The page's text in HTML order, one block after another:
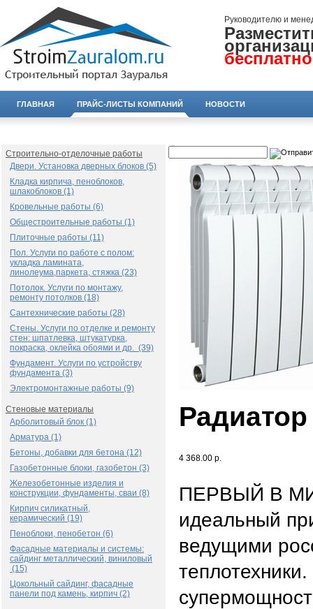
Руководителю и
бесплатно
ГЛАВНАЯ ПРАЙС-ЛИСТЫ КОМПАНИЙ НОВОСТИ
Строительно-отделочные работы
Двери. Установка дверных блоков (5)
Кладка кирпича, пеноблоков,
шлакоблоков (1)
Кровельные работы (6)
Общестроительные работы (1)
Плиточные работы (11)
Пол. Услуги по работе с полом:
укладка ламината,
линолеума,паркета, стяжка (23)
Потолок. Услуги по монтажу,
ремонту потолков (18)
Сантехнические работы (28)
Стены. Услуги по отделке и ремонту
стен: шпатлевка, штукатурка,
покраска, оклейка обоями и др. (39)
Фундамент. Услуги по устройству
фундамента (3)
Электромонтажные работы (9)
Стеновые материалы
Арболитовый блок (1)
Арматура (1)
Бетоны, добавки для бетона (12)
Газобетонные блоки, газобетон (3)
Железобетонные изделия и
конструкции, фундаменты, сваи (8)
Кирпич силикатный,
керамический (19)
Пеноблоки, пенобетон (6)
Фасадные материалы и системы:
сайдинг металлический, виниловый
(15)
Цокольный сайдинг, фасадные
панели под камень, кирпич (2)
4 368.00 р.
ПЕРВЫЙ В
идеальный
ведущими